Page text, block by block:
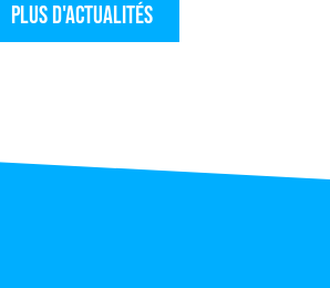
Plus d'actualités